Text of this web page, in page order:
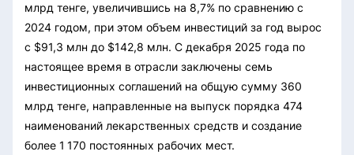
млрд тенге, увеличившись на 8,7% по сравнению с
2024 годом, при этом объем инвестиций за год вырос
с $91,3 млн до $142,8 млн. С декабря 2025 года по
настоящее время в отрасли заключены семь
инвестиционных соглашений на общую сумму 360
млрд тенге, направленные на выпуск порядка 474
наименований лекарственных средств и создание
более 1 170 постоянных рабочих мест.